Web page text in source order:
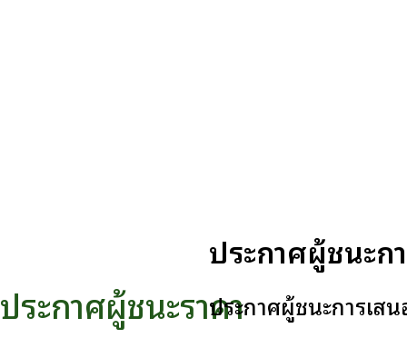
ประกาศผู้ชนะราคา
ประกาศผู้ชนะก
ประกาศผู้ชนะการเส